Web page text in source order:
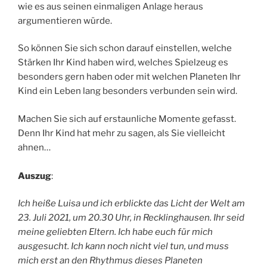
wie es aus seinen einmaligen Anlage heraus
argumentieren würde.
So können Sie sich schon darauf einstellen, welche
Stärken Ihr Kind haben wird, welches Spielzeug es
besonders gern haben oder mit welchen Planeten Ihr
Kind ein Leben lang besonders verbunden sein wird.
Machen Sie sich auf erstaunliche Momente gefasst.
Denn Ihr Kind hat mehr zu sagen, als Sie vielleicht
ahnen…
Auszug:
Ich heiße Luisa und ich erblickte das Licht der Welt am
23. Juli 2021, um 20.30 Uhr, in Recklinghausen. Ihr seid
meine geliebten Eltern. Ich habe euch für mich
ausgesucht. Ich kann noch nicht viel tun, und muss
mich erst an den Rhythmus dieses Planeten